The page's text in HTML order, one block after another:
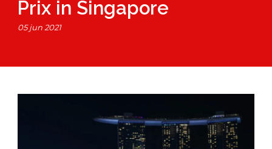
Prix in Singapore
05 jun 2021